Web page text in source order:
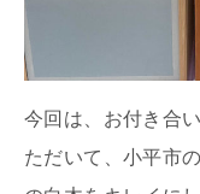
今回は、お付き合
ただいて、小平市